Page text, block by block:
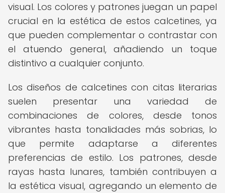
visual. Los colores y patrones juegan un papel
crucial en la estética de estos calcetines, ya
que pueden complementar o contrastar con
el atuendo general, añadiendo un toque
distintivo a cualquier conjunto.
Los diseños de calcetines con citas literarias
suelen presentar una variedad de
combinaciones de colores, desde tonos
vibrantes hasta tonalidades más sobrias, lo
que permite adaptarse a diferentes
preferencias de estilo. Los patrones, desde
rayas hasta lunares, también contribuyen a
la estética visual, agregando un elemento de